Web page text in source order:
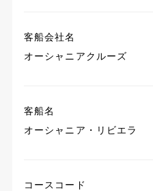
客船会社名
オーシャニアクルーズ
客船名
オーシャニア・リビエラ
コースコード